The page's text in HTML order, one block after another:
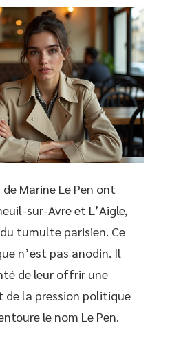
Marine Le Pen ont
sur-Avre et L’Aigle,
tumulte parisien. Ce
n’est pas anodin. Il
de leur offrir une
de la pression politique
le nom Le Pen.